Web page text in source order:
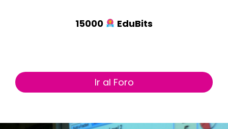
15000 EduBits
Ir al Foro